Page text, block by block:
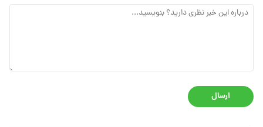
ارسال